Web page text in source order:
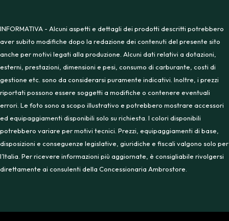
INFORMATIVA - Alcuni aspetti e dettagli dei prodotti descritti potrebbero
aver subito modifiche dopo la redazione dei contenuti del presente sito
anche per motivi legati alla produzione. Alcuni dati relativi a dotazioni,
esterni, prestazioni, dimensioni e pesi, consumo di carburante, costi di
gestione etc. sono da considerarsi puramente indicativi. Inoltre, i prezzi
riportati possono essere soggetti a modifiche o contenere eventuali
errori. Le foto sono a scopo illustrativo e potrebbero mostrare accessori
ed equipaggiamenti disponibili solo su richiesta. I colori disponibili
potrebbero variare per motivi tecnici. Prezzi, equipaggiamenti di base,
disposizioni e conseguenze legislative, giuridiche e fiscali valgono solo per
l’Italia. Per ricevere informazioni più aggiornate, è consigliabile rivolgersi
direttamente ai consulenti della Concessionaria Ambrostore.